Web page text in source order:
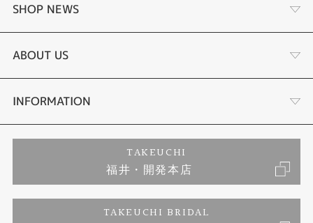
婚約指輪
結婚指輪
セットリング
婚約ネックレス
エタニティリング
SHOP NEWS
タケウチのこだわり
プロポーズサポート
ブランドリスト
ジュエリーリフォーム
ABOUT US
会社概要
お客様の声
INFORMATION
TAKEUCHI
福井・開発本店
TAKEUCHI BRIDAL